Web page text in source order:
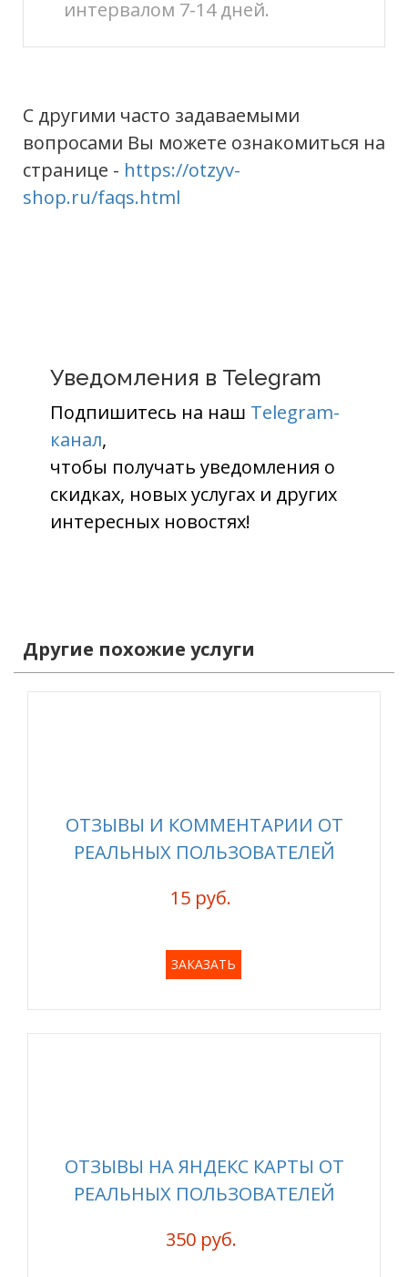
интервалом 7-14 дней.
С другими часто задаваемыми
вопросами Вы можете ознакомиться на
странице - https://otzyv-
shop.ru/faqs.html
Уведомления в Telegram
Подпишитесь на наш Telegram-
канал,
чтобы получать уведомления о
скидках, новых услугах и других
интересных новостях!
Другие похожие услуги
ОТЗЫВЫ И КОММЕНТАРИИ ОТ
РЕАЛЬНЫХ ПОЛЬЗОВАТЕЛЕЙ
15 руб.
ЗАКАЗАТЬ
ОТЗЫВЫ НА ЯНДЕКС КАРТЫ ОТ
РЕАЛЬНЫХ ПОЛЬЗОВАТЕЛЕЙ
350 руб.